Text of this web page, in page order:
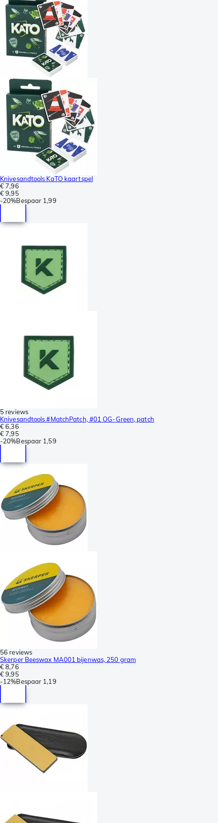
Knivesandtools KaTO kaartspel
€ 7,96
€ 9,95
-20%Bespaar 1,99
5 reviews
Knivesandtools #MatchPatch, #01 OG-Green, patch
€ 6,36
€ 7,95
-20%Bespaar 1,59
56 reviews
Skerper Beeswax MA001 bijenwas, 250 gram
€ 8,76
€ 9,95
-12%Bespaar 1,19